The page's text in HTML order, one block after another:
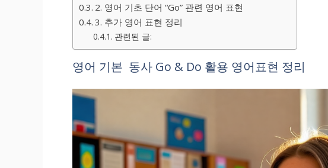
2. 영어 기초 단어 “Go” 관련 영어 표현
3. 추가 영어 표현 정리
관련된 글:
영어 기본 동사 Go & Do 활용 영어표현 정리